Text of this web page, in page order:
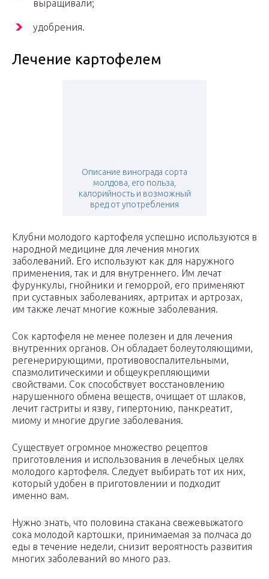
выращивали;
удобрения.
Лечение картофелем
Описание винограда сорта
молдова, его польза,
калорийность и возможный
вред от употребления
Клубни молодого картофеля успешно используются в
народной медицине для лечения многих
заболеваний. Его используют как для наружного
применения, так и для внутреннего. Им лечат
фурункулы, гнойники и геморрой, его применяют
при суставных заболеваниях, артритах и артрозах,
им также лечат многие кожные заболевания.
Сок картофеля не менее полезен и для лечения
внутренних органов. Он обладает болеутоляющими,
регенерирующими, противовоспалительными,
спазмолитическими и общеукрепляющими
свойствами. Сок способствует восстановлению
нарушенного обмена веществ, очищает от шлаков,
лечит гастриты и язву, гипертонию, панкреатит,
миому и многие другие заболевания.
Существует огромное множество рецептов
приготовления и использования в лечебных целях
молодого картофеля. Следует выбирать тот их них,
который удобен в приготовлении и подходит
именно вам.
Нужно знать, что половина стакана свежевыжатого
сока молодой картошки, принимаемая за полчаса до
еды в течение недели, снизит вероятность развития
многих заболеваний во много раз.